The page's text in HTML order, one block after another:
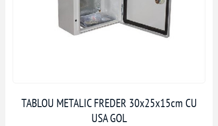
TABLOU METALIC FREDER 30x25x15cm CU
USA GOL